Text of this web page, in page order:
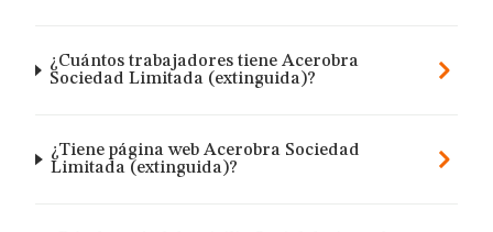
¿Cuántos trabajadores tiene Acerobra
Sociedad Limitada (extinguida)?
¿Tiene página web Acerobra Sociedad
Limitada (extinguida)?